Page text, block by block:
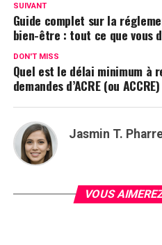
SUIVANT
Guide complet sur la
bien-être : tout ce que vous
DON'T MISS
Quel est le délai minimum à
demandes d’ACRE (ou
Jasmin T.
VOUS